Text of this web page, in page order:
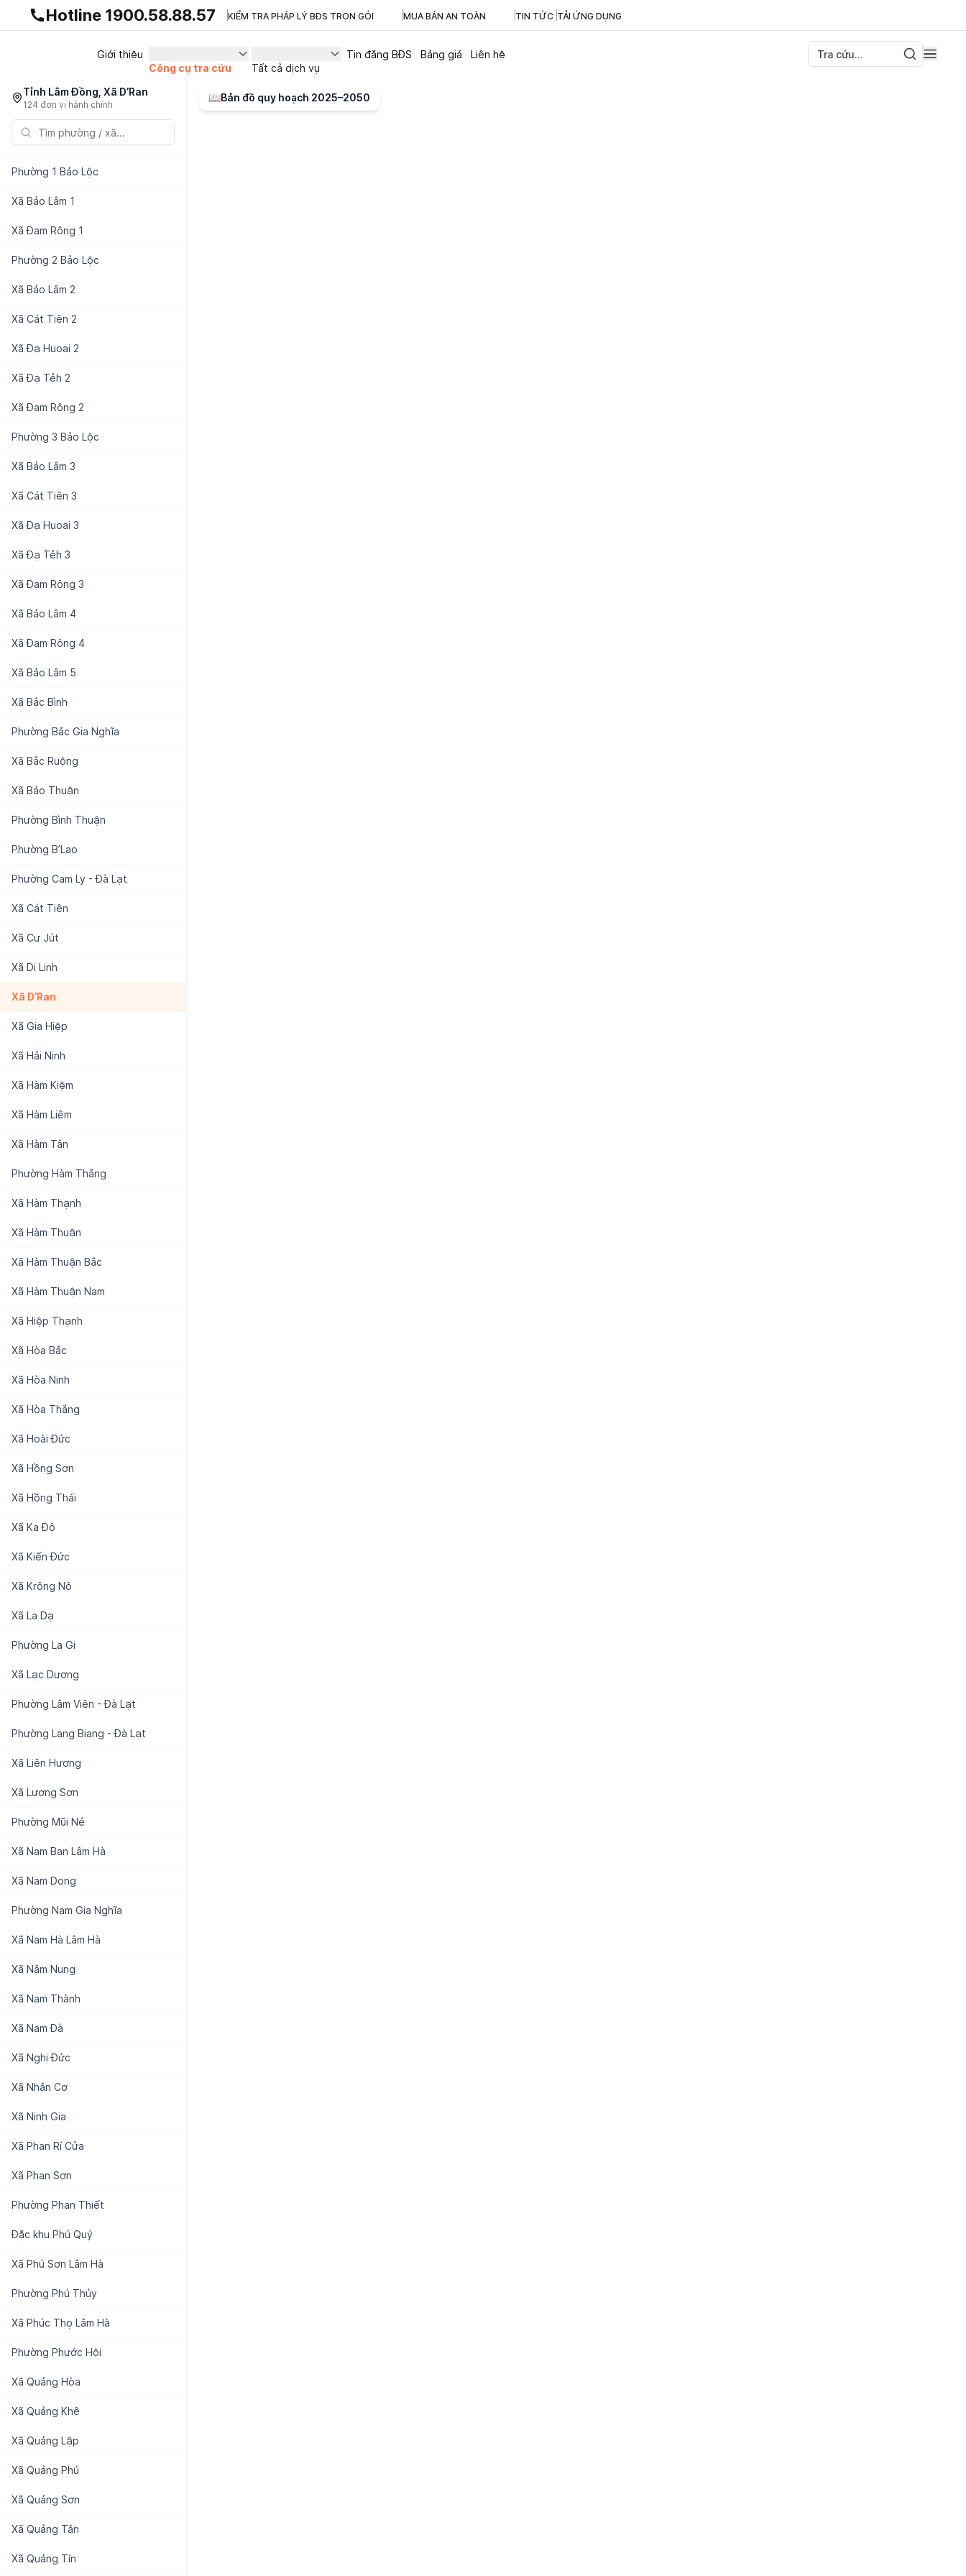
Gnhà production - v1.0.0
Hotline 1900.58.88.57 KIỂM TRA PHÁP LÝ BĐS TRỌN GÓI MUA BÁN AN TOÀN TIN TỨC TẢI ỨNG DỤNG
Giới thiệu
Công cụ tra cứu
Tất cả dịch vụ
Tin đăng BĐS Bảng giá Liên hệ
Tỉnh Lâm Đồng, Xã D’Ran
124 đơn vị hành chính
Phường 1 Bảo Lộc
Xã Bảo Lâm 1
Xã Đam Rông 1
Phường 2 Bảo Lộc
Xã Bảo Lâm 2
Xã Cát Tiên 2
Xã Đạ Huoai 2
Xã Đạ Tẻh 2
Xã Đam Rông 2
Phường 3 Bảo Lộc
Xã Bảo Lâm 3
Xã Cát Tiên 3
Xã Đạ Huoai 3
Xã Đạ Tẻh 3
Xã Đam Rông 3
Xã Bảo Lâm 4
Xã Đam Rông 4
Xã Bảo Lâm 5
Xã Bắc Bình
Phường Bắc Gia Nghĩa
Xã Bắc Ruộng
Xã Bảo Thuận
Phường Bình Thuận
Phường B’Lao
Phường Cam Ly - Đà Lạt
Xã Cát Tiên
Xã Cư Jút
Xã Di Linh
Xã D’Ran
Xã Gia Hiệp
Xã Hải Ninh
Xã Hàm Kiệm
Xã Hàm Liêm
Xã Hàm Tân
Phường Hàm Thắng
Xã Hàm Thạnh
Xã Hàm Thuận
Xã Hàm Thuận Bắc
Xã Hàm Thuận Nam
Xã Hiệp Thạnh
Xã Hòa Bắc
Xã Hòa Ninh
Xã Hòa Thắng
Xã Hoài Đức
Xã Hồng Sơn
Xã Hồng Thái
Xã Ka Đô
Xã Kiến Đức
Xã Krông Nô
Xã La Dạ
Phường La Gi
Xã Lạc Dương
Phường Lâm Viên - Đà Lạt
Phường Lang Biang - Đà Lạt
Xã Liên Hương
Xã Lương Sơn
Phường Mũi Né
Xã Nam Ban Lâm Hà
Xã Nam Dong
Phường Nam Gia Nghĩa
Xã Nam Hà Lâm Hà
Xã Nâm Nung
Xã Nam Thành
Xã Nam Đà
Xã Nghị Đức
Xã Nhân Cơ
Xã Ninh Gia
Xã Phan Rí Cửa
Xã Phan Sơn
Phường Phan Thiết
Đặc khu Phú Quý
Xã Phú Sơn Lâm Hà
Phường Phú Thủy
Xã Phúc Thọ Lâm Hà
Phường Phước Hội
Xã Quảng Hòa
Xã Quảng Khê
Xã Quảng Lập
Xã Quảng Phú
Xã Quảng Sơn
Xã Quảng Tân
Xã Quảng Tín
📖Bản đồ quy hoạch 2025–2050